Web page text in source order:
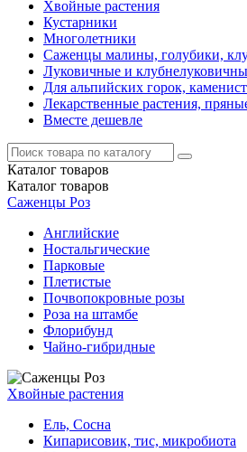
Хвойные растения
Кустарники
Многолетники
Саженцы малины, голубики,
Луковичные и
Для альпийских горок,
Лекарственные растения,
Вместе дешевле
Каталог товаров
Каталог товаров
Саженцы Роз
Английские
Ностальгические
Парковые
Плетистые
Почвопокровные розы
Роза на штамбе
Флорибунд
Чайно-гибридные
Хвойные растения
Ель, Сосна
Кипарисовик, тис, микробиота